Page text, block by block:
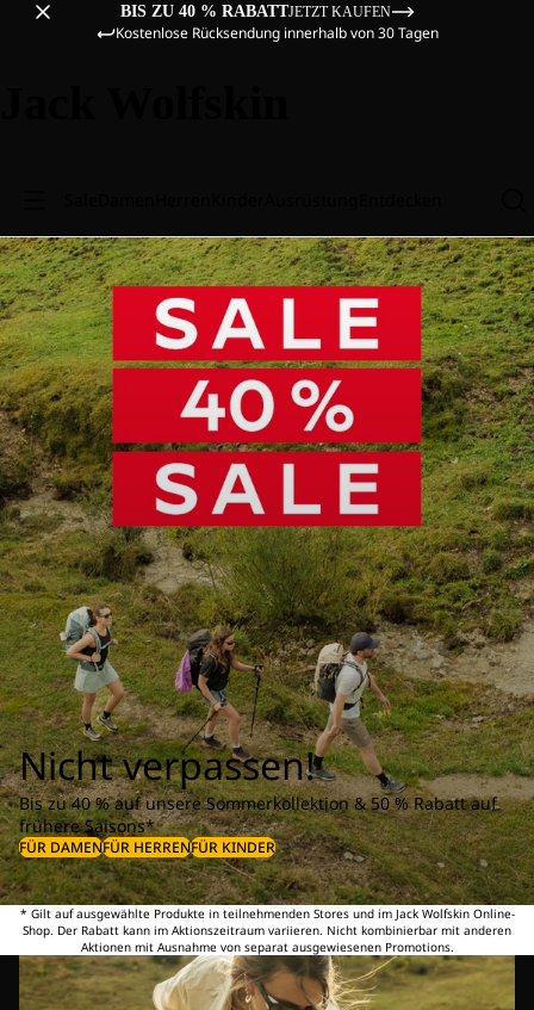
BIS ZU 40 % RABATTJETZT KAUFEN
Kostenlose Rücksendung innerhalb von 30 Tagen
Nicht verpassen!
Bis zu 40 % auf unsere Sommerkollektion & 50 % Rabatt auf
frühere Saisons*
FÜR DAMENFÜR HERRENFÜR KINDER
* Gilt auf ausgewählte Produkte in teilnehmenden Stores und im Jack Wolfskin Online-
Shop. Der Rabatt kann im Aktionszeitraum variieren. Nicht kombinierbar mit anderen
Aktionen mit Ausnahme von separat ausgewiesenen Promotions.